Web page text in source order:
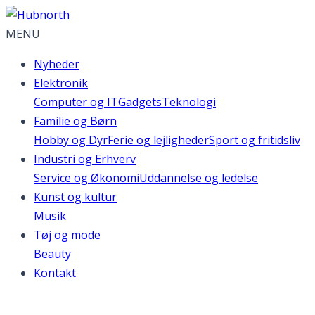
MENU
Nyheder
Elektronik
Computer og ITGadgetsTeknologi
Familie og Børn
Hobby og DyrFerie og lejlighederSport og fritidsliv
Industri og Erhverv
Service og ØkonomiUddannelse og ledelse
Kunst og kultur
Musik
Tøj og mode
Beauty
Kontakt